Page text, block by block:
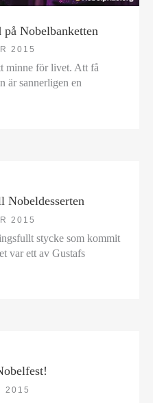
Nobelbanketten
2015
minne för livet. Att få
är sannerligen en
Nobeldesserten
2015
stycke som kommit
var ett av Gustafs
2015